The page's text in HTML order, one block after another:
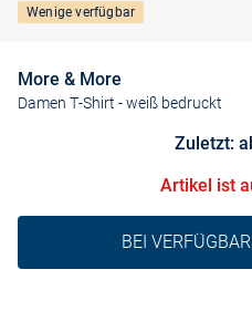
Wenige verfügbar
More & More
Damen T-Shirt - weiß bedruckt
Zuletzt:
Artikel ist
BEI